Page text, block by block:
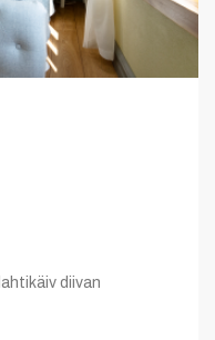
diivan